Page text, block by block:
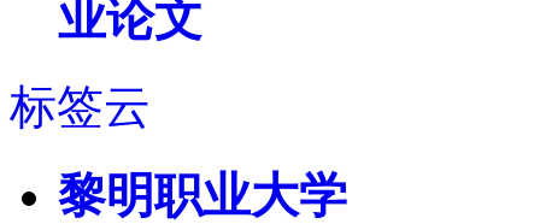
业论文
标签云
黎明职业大学